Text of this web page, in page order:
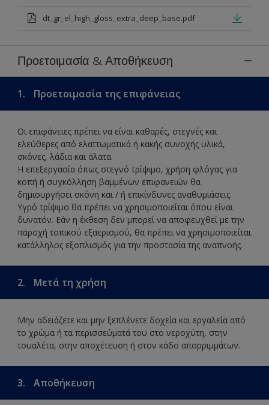
dt_gr_el_high_gloss_extra_deep_base.pdf
Προετοιμασία & Αποθήκευση
1. Προετοιμασία της επιφάνειας
Οι επιφάνειες πρέπει να είναι καθαρές, στεγνές και
ελεύθερες από ελαττωματικά ή κακής συνοχής υλικά,
σκόνες, λάδια και άλατα.
Η επεξεργασία όπως στεγνό τρίψιμο, χρήση φλόγας για
κοπή ή συγκόλληση βαμμένων επιφανειών θα
δημιουργήσει σκόνη και / ή επικίνδυνες αναθυμιάσεις.
Υγρό τρίψιμο θα πρέπει να χρησιμοποιείται όπου είναι
δυνατόν. Εάν η έκθεση δεν μπορεί να αποφευχθεί με την
παροχή τοπικού εξαερισμού, θα πρέπει να χρησιμοποιείται
κατάλληλος εξοπλισμός για την προστασία της αναπνοής.
2. Μετά τη χρήση
Μην αδειάζετε και μην ξεπλένετε δοχεία και εργαλεία από
το χρώμα ή τα περισσεύματά του στο νεροχύτη, στην
τουαλέτα, στην αποχέτευση ή στον κάδο απορριμμάτων.
3. Αποθήκευση